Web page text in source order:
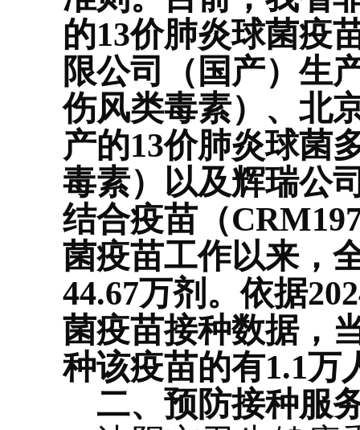
的13价肺炎球菌疫
限公司（国产）生
伤风类毒素）、北
产的13价肺炎球菌
毒素）以及辉瑞公
结合疫苗（
菌疫苗工作以来，
44.67万剂。依据
菌疫苗接种数据，
种该疫苗的有1.1万
二、 预防接种服